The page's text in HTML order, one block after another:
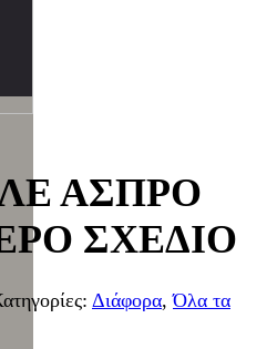
ΑΣΠΡΟ
ΣΧΕΔΙΟ
Διάφορα,Όλα τα